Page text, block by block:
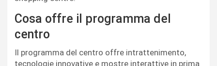
Cosa offre il programma del
centro
Il programma del centro offre intrattenimento,
tecnologie innovative e mostre interattive in prima